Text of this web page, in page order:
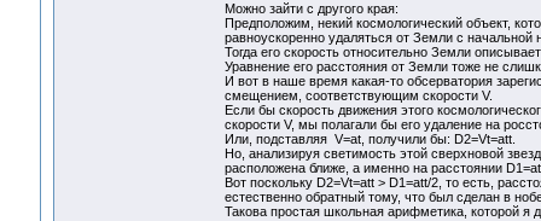
Можно зайти с другого края:
Предположим, некий космологический объект,
равноускоренно удаляться от Земли с
Тогда его скорость относительно Земли
Уравнение его расстояния от Земли тоже не
И вот в наше время какая-то обсерватория
смещением, соответствующим скорости V.
Если бы скорость движения этого
скорости V, мы полагали бы его удаление на
Или, подставляя V=at, получили бы: D2=Vt=att.
Но, анализируя светимость этой сверхновой
расположена ближе, а именно на расстоянии
Вот поскольку D2=Vt=att > D1=att/2, то есть,
естественно обратный тому, что был сделан в
Такова простая школьная арифметика, которой